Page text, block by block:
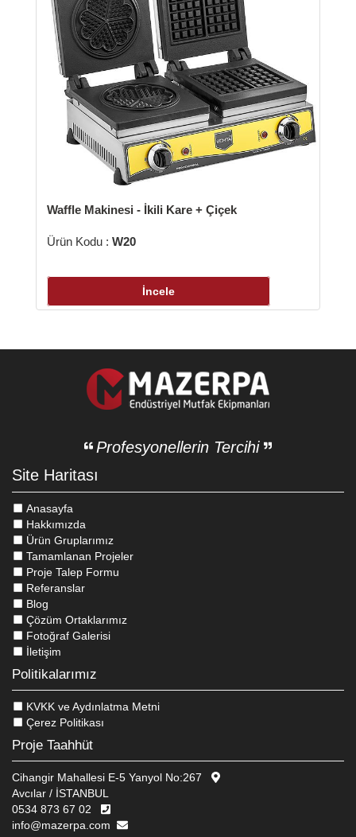
Waffle Makinesi - İkili Kare + Çiçek
Ürün Kodu : W20
İncele
Profesyonellerin Tercihi
Site Haritası
Anasayfa
Hakkımızda
Ürün Gruplarımız
Tamamlanan Projeler
Proje Talep Formu
Referanslar
Blog
Çözüm Ortaklarımız
Fotoğraf Galerisi
İletişim
Politikalarımız
KVKK ve Aydınlatma Metni
Çerez Politikası
Proje Taahhüt
Cihangir Mahallesi E-5 Yanyol No:267
Avcılar / İSTANBUL
0534 873 67 02
info@mazerpa.com
Bu Sitede, kullanıcı deneyimini geliştirmek ve internet sitesinin
verimli çalışmasını sağlamak amacıyla çerezler kullanılmaktadır.